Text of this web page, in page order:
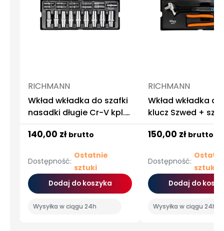
RICHMANN
Wkład wkładka do szafki
nasadki długie Cr-V kpl.
20 el. Richmann
140,00 zł brutto
Dostępność:
Ostatnie
sztuki
Dodaj do koszyka
Wysyłka w ciągu 24h
RICHMANN
Wkład wkładka
klucz Szwed +
przyciskiem kpl. 2
Richmann
150,00 zł brutto
Dostępność:
sztuki
Dodaj do
Wysyłka w ciągu 24h